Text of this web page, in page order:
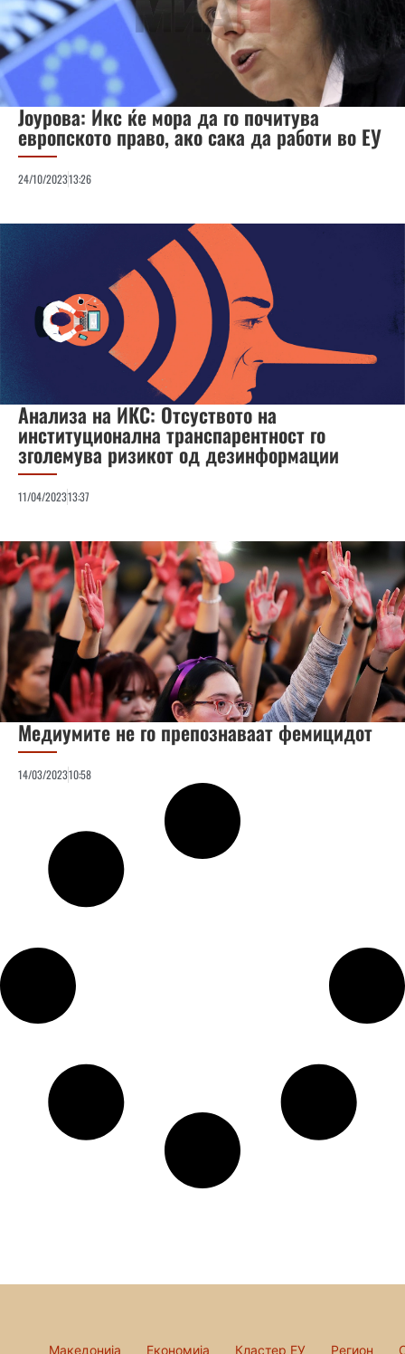
Јоурова: Икс ќе мора да го почитува
европското право, ако сака да работи во ЕУ
24/10/202313:26
Анализа на ИКС: Отсуството на
институционална транспарентност го
зголемува ризикот од дезинформации
11/04/202313:37
Медиумите не го препознаваат фемицидот
14/03/202310:58
Македонија Економија Кластер ЕУ Регион